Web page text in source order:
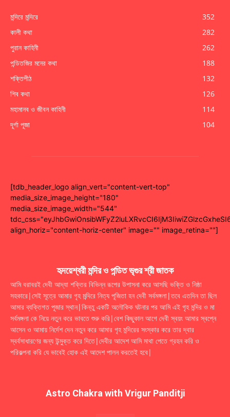
মন্দিরে মন্দিরে
352
কালী কথা
282
পুরান কাহিনী
262
পন্ডিতজির মনের কথা
188
শক্তিপীঠ
132
শিব কথা
126
মহামানব ও জীবন কাহিনী
114
দূর্গা পূজা
104
[tdb_header_logo align_vert="content-vert-top"
media_size_image_height="180"
media_size_image_width="544"
align_horiz="content-horiz-center" image="" image_retina=""]
হৃদয়েশ্বরী মন্দির ও পন্ডিত ভৃগুর শ্রী জাতক
আমি বরাবরই দেবী আদ্যা শক্তির বিভিন্ন রূপের উপাসনা করে আসছি ভক্তি ও নিষ্ঠা
সহকারে|সেই সূত্রে আমার গৃহ মন্দিরে নিত্য পূজিতা হন দেবী সর্বমঙ্গলা|তবে এতদিন তা ছিল
আমার ব্যক্তিগত পূজার স্থান|কিন্তু একটি অলৌকিক ঘটনার পর আমি এই গৃহ মন্দির ও মা
সর্বমঙ্গলা কে নিয়ে নতুন করে ভাবতে শুরু করি|বেশ কিছুকাল আগে দেবী স্বয়ং আমার স্বপ্নে
আসেন ও আমায় নির্দেশ দেন নতুন করে আমার গৃহ মন্দিরের সংস্কার করে তার দ্বার
স্বর্বসাধারণের জন্য উন্মুক্ত করে দিতে|দেবীর আদেশ আমি মাথা পেতে গ্রহন করি ও
পরিকল্পনা করি যে ভাবেই হোক এই আদেশ পালন করতেই হবে|
Astro Chakra with Vrigur Panditji